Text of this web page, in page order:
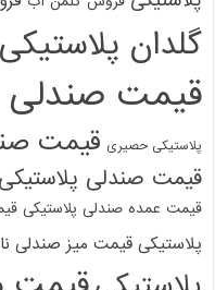
گلدان پلاستیکی
قیمت صندلی
پلاستیکی حصیری قیمت
قیمت صندلی
قیمت عمده صندلی پلاستیکی
پلاستیکی قیمت میز صندلی